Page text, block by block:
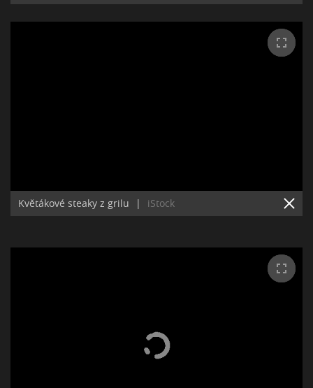
Květákové steaky z grilu | iStock